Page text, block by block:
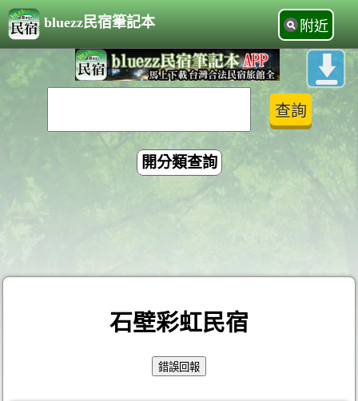
bluezz民宿筆記本 附近
開分類查詢
石壁彩虹民宿